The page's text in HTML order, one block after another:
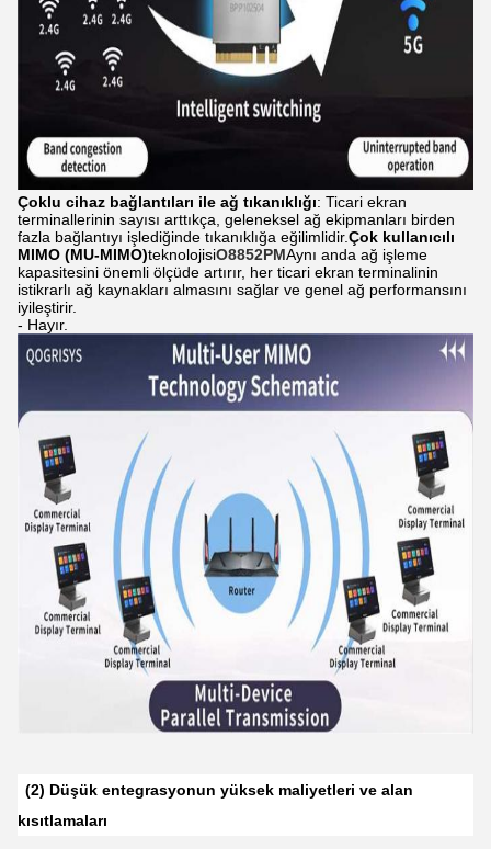
Çoklu cihaz bağlantıları ile ağ tıkanıklığı: Ticari ekran
terminallerinin sayısı arttıkça, geleneksel ağ ekipmanları birden
fazla bağlantıyı işlediğinde tıkanıklığa eğilimlidir.Çok kullanıcılı
MIMO (MU-MIMO)teknolojisiO8852PMAynı anda ağ işleme
kapasitesini önemli ölçüde artırır, her ticari ekran terminalinin
istikrarlı ağ kaynakları almasını sağlar ve genel ağ performansını
iyileştirir.
- Hayır.
(2) Düşük entegrasyonun yüksek maliyetleri ve alan
kısıtlamaları